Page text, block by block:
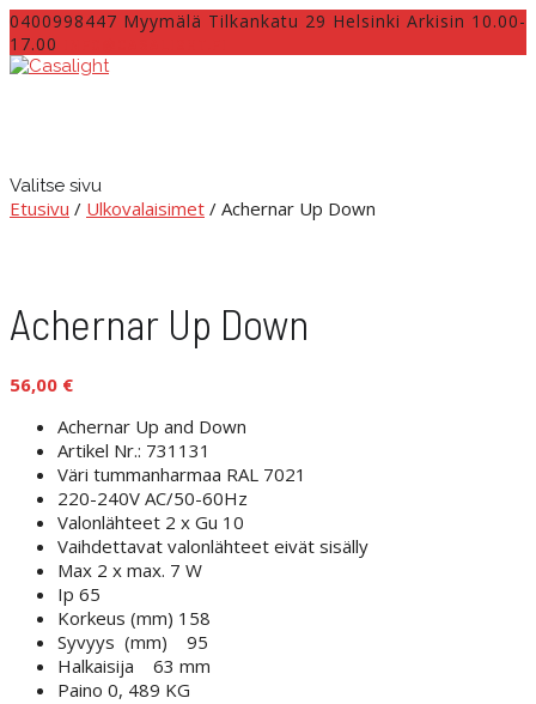
0400998447 Myymälä Tilkankatu 29 Helsinki Arkisin 10.00-
17.00
Valitse sivu
Etusivu / Ulkovalaisimet / Achernar Up Down
Achernar Up Down
56,00 €
Achernar Up and Down
Artikel Nr.: 731131
Väri tummanharmaa RAL 7021
220-240V AC/50-60Hz
Valonlähteet 2 x Gu 10
Vaihdettavat valonlähteet eivät sisälly
Max 2 x max. 7 W
Ip 65
Korkeus (mm) 158
Syvyys (mm)
95
Halkaisija
63 mm
Paino 0, 489 KG